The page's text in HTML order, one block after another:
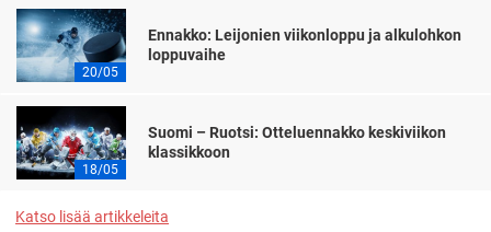
20/05
Ennakko: Leijonien viikonloppu ja alkulohkon
loppuvaihe
18/05
Suomi – Ruotsi: Otteluennakko keskiviikon
klassikkoon
Katso lisää artikkeleita